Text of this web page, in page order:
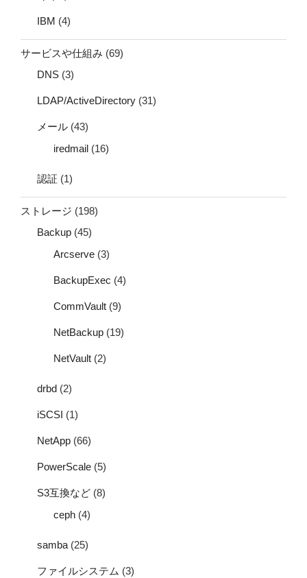
IBM (4)
サービスや仕組み (69)
DNS (3)
LDAP/ActiveDirectory (31)
メール (43)
iredmail (16)
認証 (1)
ストレージ (198)
Backup (45)
Arcserve (3)
BackupExec (4)
CommVault (9)
NetBackup (19)
NetVault (2)
drbd (2)
iSCSI (1)
NetApp (66)
PowerScale (5)
S3互換など (8)
ceph (4)
samba (25)
ファイルシステム (3)